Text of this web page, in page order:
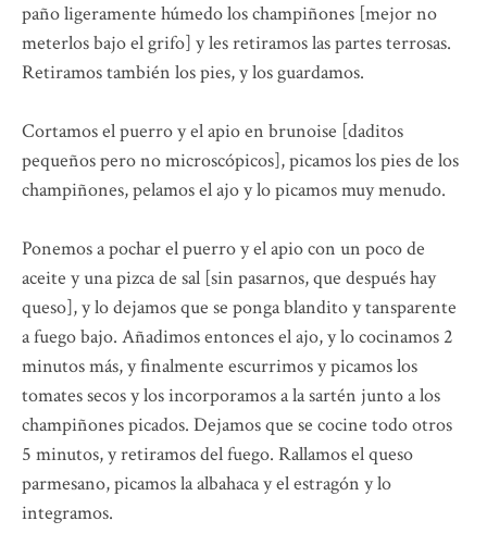
paño ligeramente húmedo los champiñones [mejor no
meterlos bajo el grifo] y les retiramos las partes terrosas.
Retiramos también los pies, y los guardamos.
Cortamos el puerro y el apio en brunoise [daditos
pequeños pero no microscópicos], picamos los pies de los
champiñones, pelamos el ajo y lo picamos muy menudo.
Ponemos a pochar el puerro y el apio con un poco de
aceite y una pizca de sal [sin pasarnos, que después hay
queso], y lo dejamos que se ponga blandito y tansparente
a fuego bajo. Añadimos entonces el ajo, y lo cocinamos 2
minutos más, y finalmente escurrimos y picamos los
tomates secos y los incorporamos a la sartén junto a los
champiñones picados. Dejamos que se cocine todo otros
5 minutos, y retiramos del fuego. Rallamos el queso
parmesano, picamos la albahaca y el estragón y lo
integramos.